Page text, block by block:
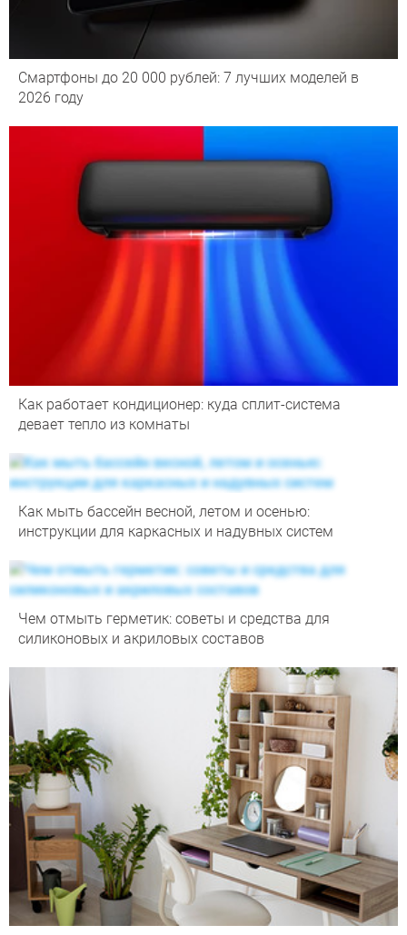
Смартфоны до 20 000 рублей: 7 лучших моделей в
2026 году
Как работает кондиционер: куда сплит-система
девает тепло из комнаты
Как мыть бассейн весной, летом и осенью:
инструкции для каркасных и надувных систем
Чем отмыть герметик: советы и средства для
силиконовых и акриловых составов